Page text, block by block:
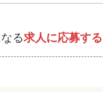
る求人に応募する